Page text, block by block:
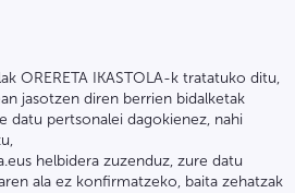
ORERETA IKASTOLA-k tratatuko ditu,
jasotzen diren berrien bidalketak
datu pertsonalei dagokienez, nahi
helbidera zuzenduz, zure datu
ala ez konfirmatzeko, baita zehatzak